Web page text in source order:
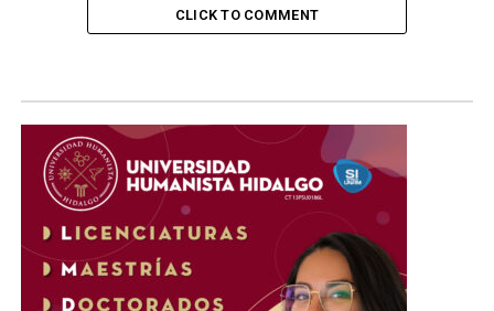
CLICK TO COMMENT